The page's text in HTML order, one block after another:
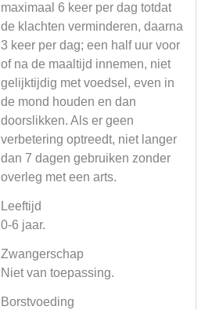
maximaal 6 keer per dag totdat
de klachten verminderen, daarna
3 keer per dag; een half uur voor
of na de maaltijd innemen, niet
gelijktijdig met voedsel, even in
de mond houden en dan
doorslikken. Als er geen
verbetering optreedt, niet langer
dan 7 dagen gebruiken zonder
overleg met een arts.
Leeftijd
0-6 jaar.
Zwangerschap
Niet van toepassing.
Borstvoeding